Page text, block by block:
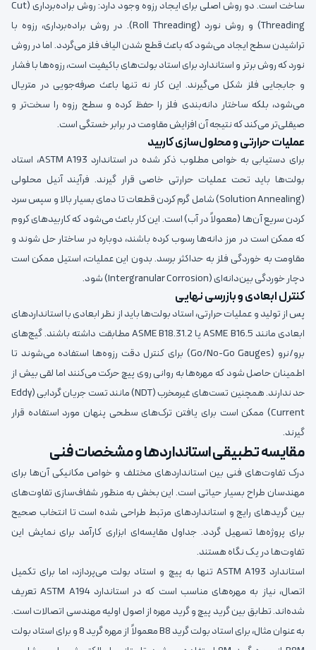
ساخت است. دو روش اصلی برای ایجاد رزوه وجود دارد: روش براده‌برداری (Cut
Threading) و روش نورد (Roll Threading). در روش براده‌برداری، رزوه با
تراشیدن سطح ایجاد می‌شود که باعث قطع شدن الیاف فلز می‌گردد. اما در روش
نورد که روش برتر و استاندارد برای استاد بولت‌های باکیفیت است، رزوه‌ها با فشار
و جابجایی فلز شکل می‌گیرند. این کار نه تنها باعث صرفه‌جویی در متریال
می‌شود، بلکه ساختار دانه‌بندی فلز را حفظ کرده و سطح رزوه را سخت‌تر و
صیقلی‌تر می‌کند که نتیجه آن افزایش مقاومت در برابر خستگی است.
عملیات حرارتی و محلول‌سازی کاربید
برای دستیابی به خواص مطلوب ذکر شده در استاندارد ASTM A193، استاد
بولت‌ها باید تحت عملیات حرارتی خاصی قرار گیرند. فرآیند آنیل محلولی
(Solution Annealing) شامل گرم کردن قطعات تا دمای بسیار بالا و سپس سرد
کردن سریع آن‌ها (معمولاً در آب) است. این کار باعث می‌شود که کاربیدهای کروم
که ممکن است در مرز دانه‌ها رسوب کرده باشند، دوباره در ساختار حل شوند و
مقاومت به خوردگی فلز به حداکثر برسد. بدون این عملیات، استیل ممکن است
دچار خوردگی بین‌دانه‌ای (Intergranular Corrosion) شود.
کنترل ابعادی و بازرسی نهایی
پس از تولید و عملیات حرارتی، استاد بولت‌ها باید از نظر ابعادی با استانداردهای
ابعادی مانند ASME B16.5 یا ASME B18.31.2 مطابقت داشته باشند. گیج‌های
برو/نرو (Go/No-Go Gauges) برای کنترل دقت رزوه‌ها استفاده می‌شوند تا
اطمینان حاصل شود که مهره‌ها به روانی روی پیچ حرکت می‌کنند اما لقی بیش از
حد ندارند. همچنین تست‌های غیرمخرب (NDT) مانند تست جریان گردابی (Eddy
Current) ممکن است برای یافتن ترک‌های سطحی پنهان مورد استفاده قرار
گیرند.
مقایسه تطبیقی استانداردها و مشخصات فنی
درک تفاوت‌های فنی بین استانداردهای مختلف و خواص مکانیکی آن‌ها برای
مهندسان طراح بسیار حیاتی است. این بخش به منظور شفاف‌سازی تفاوت‌های
بین گریدهای رایج و استانداردهای مرتبط طراحی شده است تا انتخاب صحیح
برای پروژه‌ها تسهیل گردد. جداول مقایسه‌ای ابزاری کارآمد برای نمایش این
تفاوت‌ها در یک نگاه هستند.
استاندارد ASTM A193 تنها به پیچ و استاد بولت می‌پردازد، اما برای تکمیل
اتصال، نیاز به مهره‌های مناسب است که در استاندارد ASTM A194 تعریف
شده‌اند. تطابق بین گرید پیچ و گرید مهره از اصول اولیه مهندسی اتصالات است.
به عنوان مثال، برای استاد بولت گرید B8 معمولاً از مهره گرید 8 و برای استاد بولت